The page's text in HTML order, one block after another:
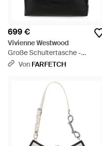
699 €
Vivienne Westwood
Große Schultertasche -
Schwarz
Von FARFETCH